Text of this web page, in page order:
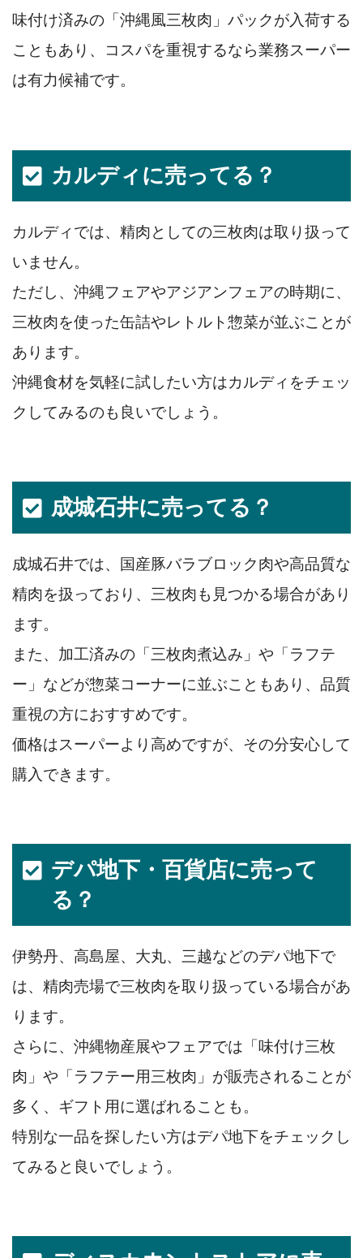
味付け済みの「沖縄風三枚肉」パックが入荷する
こともあり、コスパを重視するなら業務スーパー
は有力候補です。
カルディに売ってる？
カルディでは、精肉としての三枚肉は取り扱って
いません。
ただし、沖縄フェアやアジアンフェアの時期に、
三枚肉を使った缶詰やレトルト惣菜が並ぶことが
あります。
沖縄食材を気軽に試したい方はカルディをチェッ
クしてみるのも良いでしょう。
成城石井に売ってる？
成城石井では、国産豚バラブロック肉や高品質な
精肉を扱っており、三枚肉も見つかる場合があり
ます。
また、加工済みの「三枚肉煮込み」や「ラフテ
ー」などが惣菜コーナーに並ぶこともあり、品質
重視の方におすすめです。
価格はスーパーより高めですが、その分安心して
購入できます。
デパ地下・百貨店に売って
る？
伊勢丹、高島屋、大丸、三越などのデパ地下で
は、精肉売場で三枚肉を取り扱っている場合があ
ります。
さらに、沖縄物産展やフェアでは「味付け三枚
肉」や「ラフテー用三枚肉」が販売されることが
多く、ギフト用に選ばれることも。
特別な一品を探したい方はデパ地下をチェックし
てみると良いでしょう。